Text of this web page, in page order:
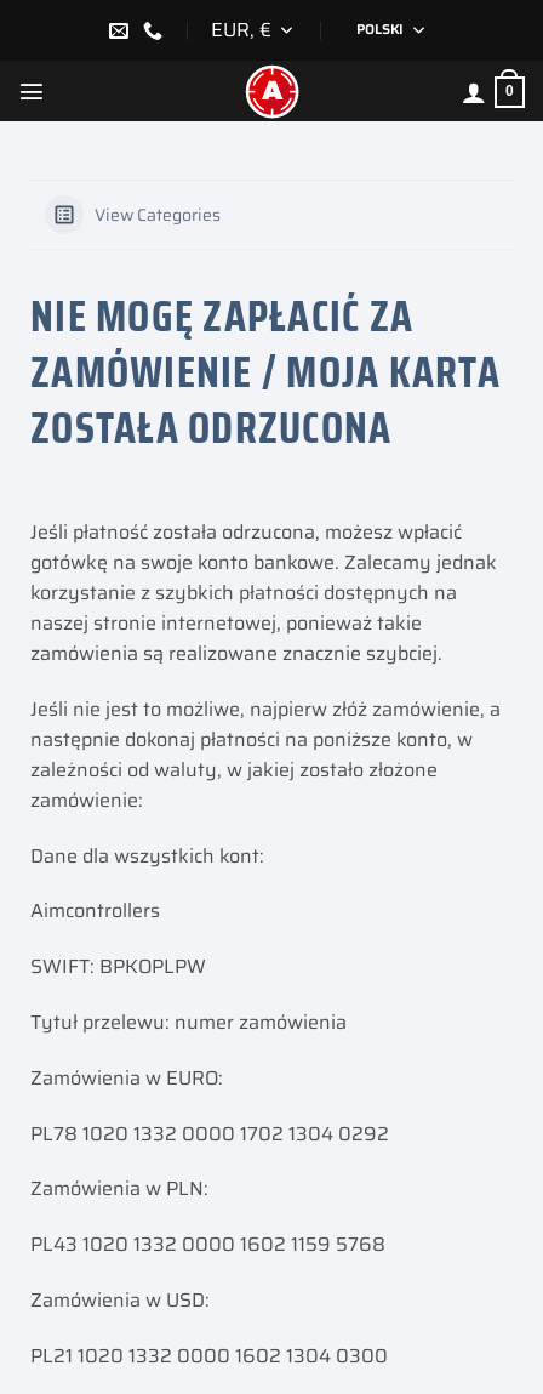
EUR, € POLSKI
0
View Categories
NIE MOGĘ ZAPŁACIĆ ZA
ZAMÓWIENIE / MOJA KARTA
ZOSTAŁA ODRZUCONA
Jeśli płatność została odrzucona, możesz wpłacić
gotówkę na swoje konto bankowe. Zalecamy jednak
korzystanie z szybkich płatności dostępnych na
naszej stronie internetowej, ponieważ takie
zamówienia są realizowane znacznie szybciej.
Jeśli nie jest to możliwe, najpierw złóż zamówienie, a
następnie dokonaj płatności na poniższe konto, w
zależności od waluty, w jakiej zostało złożone
zamówienie:
Dane dla wszystkich kont:
Aimcontrollers
SWIFT: BPKOPLPW
Tytuł przelewu: numer zamówienia
Zamówienia w EURO:
PL78 1020 1332 0000 1702 1304 0292
Zamówienia w PLN:
PL43 1020 1332 0000 1602 1159 5768
Zamówienia w USD:
PL21 1020 1332 0000 1602 1304 0300